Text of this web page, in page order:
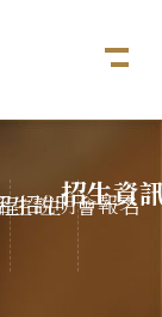
推廣中心課程招生 聯合招生說明會報名招生